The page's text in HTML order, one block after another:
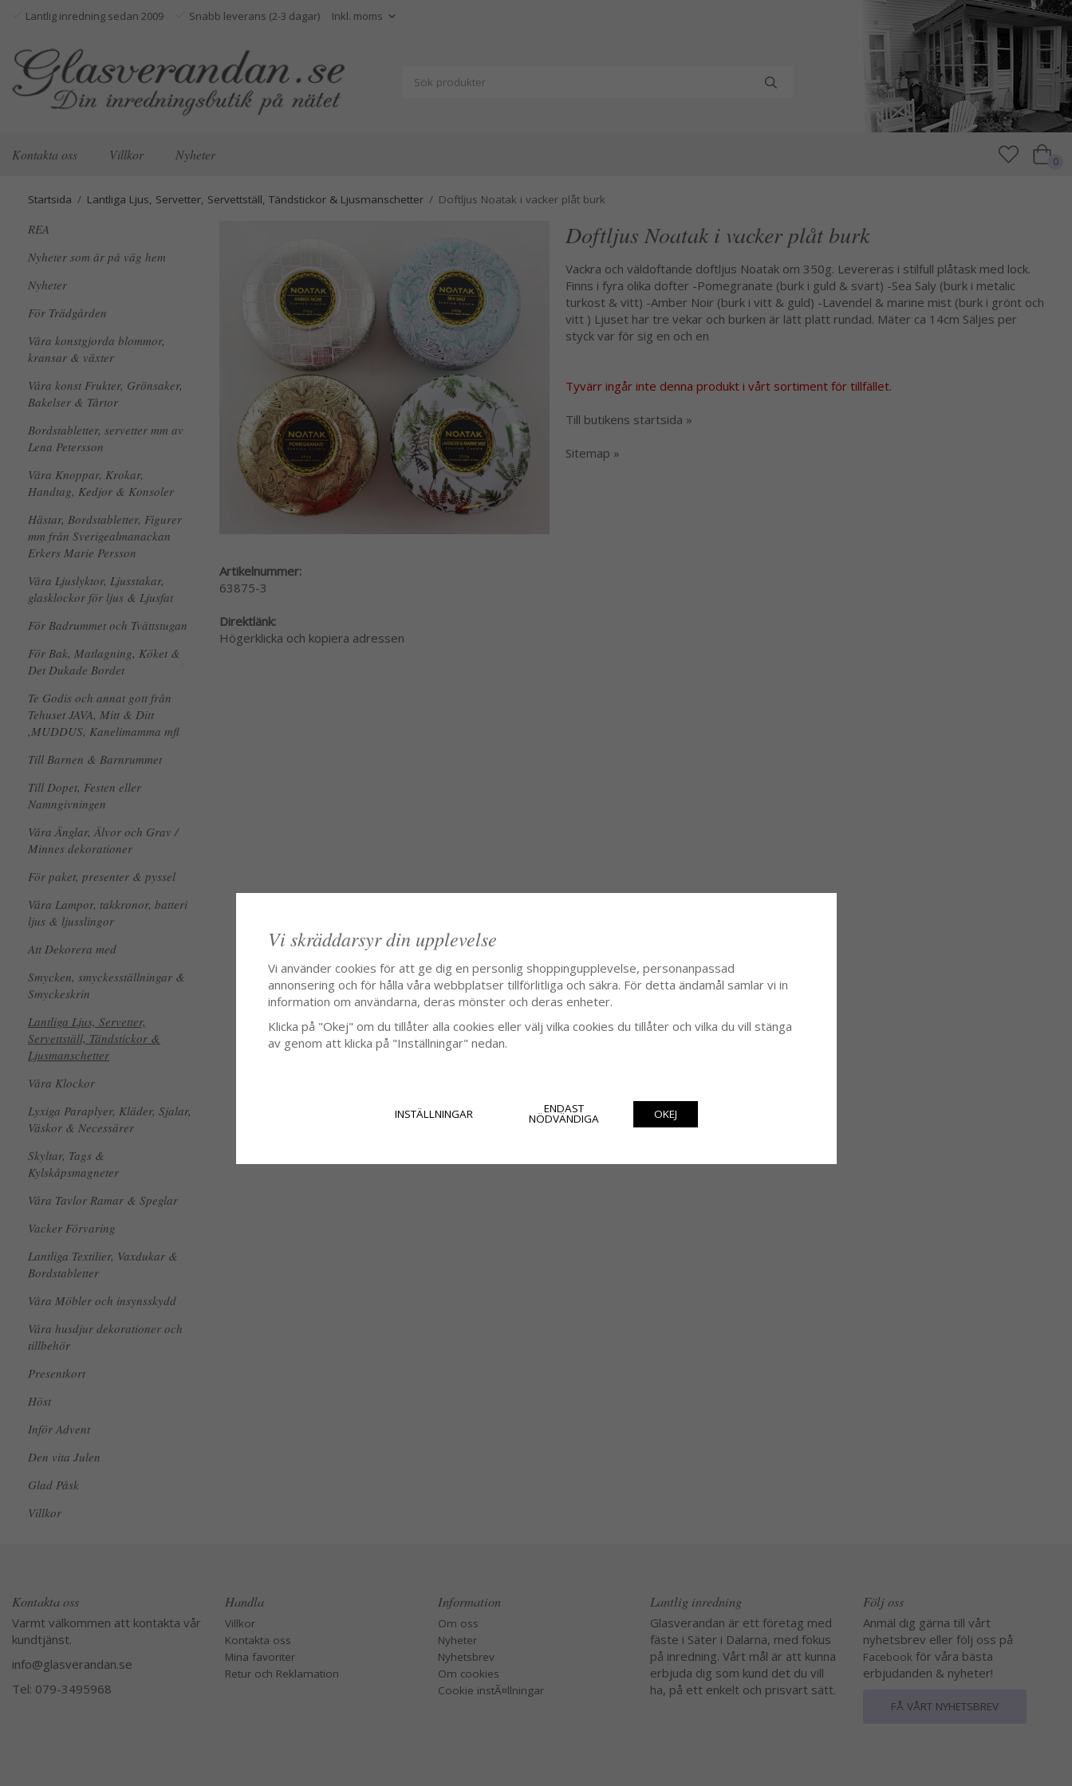
Lantlig inredning sedan 2009 Snabb leverans (2-3 dagar)
Kontakta oss Villkor Nyheter 0
Startsida / Lantliga Ljus, Servetter, Servettställ, Tändstickor & Ljusmanschetter / Doftljus Noatak i vacker plåt burk
REA
Nyheter som är på väg hem
Nyheter
För Trädgården
Våra konstgjorda blommor,
kransar & växter
Våra konst Frukter, Grönsaker,
Bakelser & Tårtor
Bordstabletter, servetter mm av
Lena Petersson
Våra Knoppar, Krokar,
Handtag, Kedjor & Konsoler
Hästar, Bordstabletter, Figurer
mm från Sverigealmanackan
Erkers Marie Persson
Våra Ljuslyktor, Ljusstakar,
glasklockor för ljus & Ljusfat
För Badrummet och Tvättstugan
För Bak, Matlagning, Köket &
Det Dukade Bordet
Te Godis och annat gott från
Tehuset JAVA, Mitt & Ditt
,MUDDUS, Kanelimamma mfl
Till Barnen & Barnrummet
Till Dopet, Festen eller
Namngivningen
Våra Änglar, Älvor och Grav /
Minnes dekorationer
För paket, presenter & pyssel
Våra Lampor, takkronor, batteri
ljus & ljusslingor
Att Dekorera med
Smycken, smyckesställningar &
Smyckeskrin
Lantliga Ljus, Servetter,
Servettställ, Tändstickor &
Ljusmanschetter
Våra Klockor
Lyxiga Paraplyer, Kläder, Sjalar,
Väskor & Necessärer
Skyltar, Tags &
Kylskåpsmagneter
Våra Tavlor Ramar & Speglar
Vacker Förvaring
Lantliga Textilier, Vaxdukar &
Bordstabletter
Våra Möbler och insynsskydd
Våra husdjur dekorationer och
tillbehör
Presentkort
Höst
Inför Advent
Den vita Julen
Glad Påsk
Villkor
Doftljus Noatak i vacker plåt burk
Vackra och väldoftande doftljus Noatak om 350g. Levereras i stilfull plåtask med lock.
Finns i fyra olika dofter -Pomegranate (burk i guld & svart) -Sea Saly (burk i metalic
turkost & vitt) -Amber Noir (burk i vitt & guld) -Lavendel & marine mist (burk i grönt och
vitt ) Ljuset har tre vekar och burken är lätt platt rundad. Mäter ca 14cm Säljes per
styck var för sig en och en
Tyvärr ingår inte denna produkt i vårt sortiment för tillfället.
Till butikens startsida »
Sitemap »
Artikelnummer:
63875-3
Direktlänk:
Högerklicka och kopiera adressen
Kontakta oss
Varmt välkommen att kontakta vår
kundtjänst.
info@glasverandan.se
Tel: 079-3495968
Handla
Villkor
Kontakta oss
Mina favoriter
Retur och Reklamation
Information
Om oss
Nyheter
Nyhetsbrev
Om cookies
Cookie instÃ¤llningar
Lantlig inredning
Glasverandan är ett företag med
fäste i Säter i Dalarna, med fokus
på inredning. Vårt mål är att kunna
erbjuda dig som kund det du vill
ha, på ett enkelt och prisvärt sätt.
Följ oss
Anmäl dig gärna till vårt
nyhetsbrev eller följ oss på
Facebook för våra bästa
erbjudanden & nyheter!
FÅ VÅRT NYHETSBREV
Vi skräddarsyr din upplevelse
Vi använder cookies för att ge dig en personlig shoppingupplevelse, personanpassad
annonsering och för hålla våra webbplatser tillförlitliga och säkra. För detta ändamål samlar vi in
information om användarna, deras mönster och deras enheter.
Klicka på "Okej" om du tillåter alla cookies eller välj vilka cookies du tillåter och vilka du vill stänga
av genom att klicka på "Inställningar" nedan.
INSTÄLLNINGAR ENDAST
NÖDVÄNDIGA OKEJ